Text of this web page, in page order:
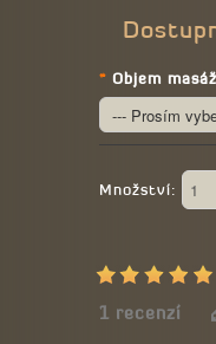
* Objem
Množství:
1 recenzí